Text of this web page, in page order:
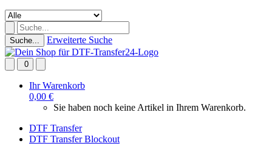
Suche... Erweiterte Suche
0
Ihr Warenkorb
0,00 €
Sie haben noch keine Artikel in Ihrem Warenkorb.
DTF Transfer
DTF Transfer Blockout